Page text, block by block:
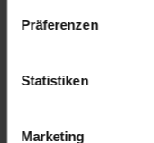
Präferenzen
Statistiken
Marketing